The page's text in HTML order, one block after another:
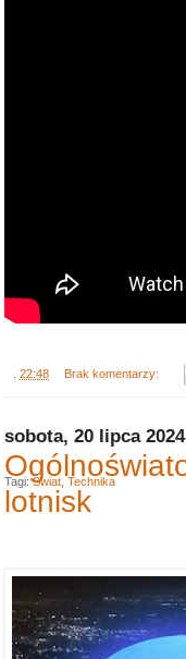
22:48 Brak komentarzy:
sobota, 20 lipca 2024
lotnisk
Tagi:Swiat Technika